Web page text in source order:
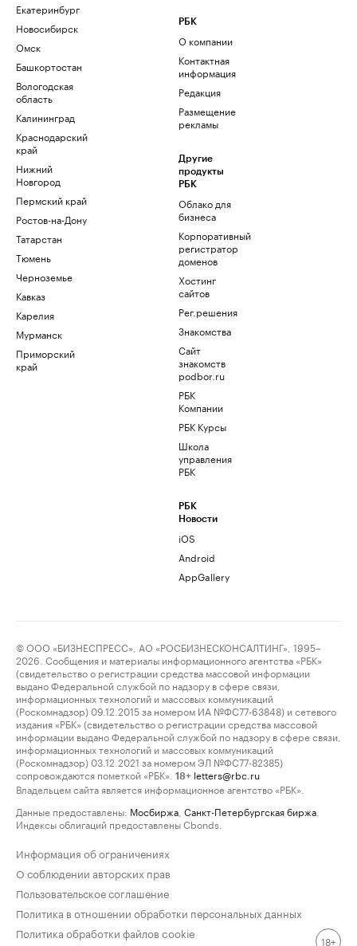
Екатеринбург
Новосибирск
Омск
Башкортостан
Вологодская
область
Калининград
Краснодарский
край
Нижний
Новгород
Пермский край
Ростов-на-Дону
Татарстан
Тюмень
Черноземье
Кавказ
Карелия
Мурманск
Приморский
край
РБК
О компании
Контактная
информация
Редакция
Размещение
рекламы
Другие
продукты
РБК
Облако для
бизнеса
Корпоративный
регистратор
доменов
Хостинг
сайтов
Рег.решения
Знакомства
Сайт
знакомств
podbor.ru
РБК
Компании
РБК Курсы
Школа
управления
РБК
РБК
Новости
iOS
Android
AppGallery
© ООО «БИЗНЕСПРЕСС», АО «РОСБИЗНЕСКОНСАЛТИНГ», 1995–
2026. Сообщения и материалы информационного агентства «РБК»
(свидетельство о регистрации средства массовой информации
выдано Федеральной службой по надзору в сфере связи,
информационных технологий и массовых коммуникаций
(Роскомнадзор) 09.12.2015 за номером ИА №ФС77-63848) и сетевого
издания «РБК» (свидетельство о регистрации средства массовой
информации выдано Федеральной службой по надзору в сфере связи,
информационных технологий и массовых коммуникаций
(Роскомнадзор) 03.12.2021 за номером ЭЛ №ФС77-82385)
сопровождаются пометкой «РБК».
18+ letters@rbc.ru
Владельцем сайта является информационное агентство «РБК».
Данные предоставлены: Мосбиржа Санкт-Петербургская биржа
Индексы облигаций предоставлены Cbonds.
Информация об ограничениях
О соблюдении авторских прав
Пользовательское соглашение
Политика в отношении обработки персональных данных
Политика обработки файлов cookie
18+